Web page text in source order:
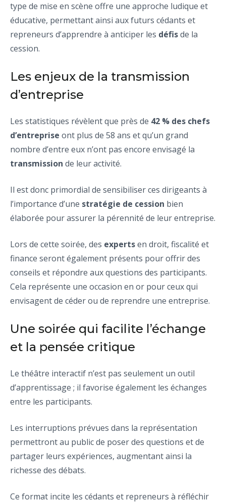
type de mise en scène offre une approche ludique et
éducative, permettant ainsi aux futurs cédants et
repreneurs d’apprendre à anticiper les défisde la
cession.
Les enjeux de la transmission
d’entreprise
Les statistiques révèlent que près de 42 % des chefs
d’entreprise ont plus de 58 ans et qu’un grand
nombre d’entre eux n’ont pas encore envisagé la
transmission de leur activité.
Il est donc primordial de sensibiliser ces dirigeants à
l’importance d’une stratégie de cession bien
élaborée pour assurer la pérennité de leur entreprise.
Lors de cette soirée, des expertsen droit, fiscalité et
finance seront également présents pour offrir des
conseils et répondre aux questions des participants.
Cela représente une occasion en or pour ceux qui
envisagent de céder ou de reprendre une entreprise.
Une soirée qui facilite l’échange
et la pensée critique
Le théâtre interactif n’est pas seulement un outil
d’apprentissage ; il favorise également les échanges
entre les participants.
Les interruptions prévues dans la représentation
permettront au public de poser des questions et de
partager leurs expériences, augmentant ainsi la
richesse des débats.
Ce format incite les cédants et repreneurs à réfléchir